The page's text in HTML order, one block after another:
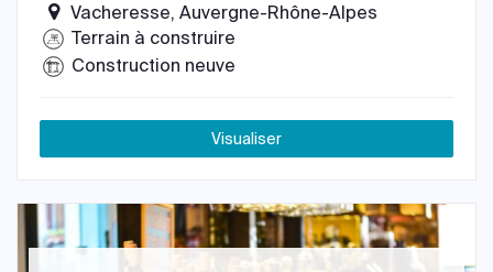
Vacheresse, Auvergne-Rhône-Alpes
Terrain à construire
Construction neuve
Visualiser